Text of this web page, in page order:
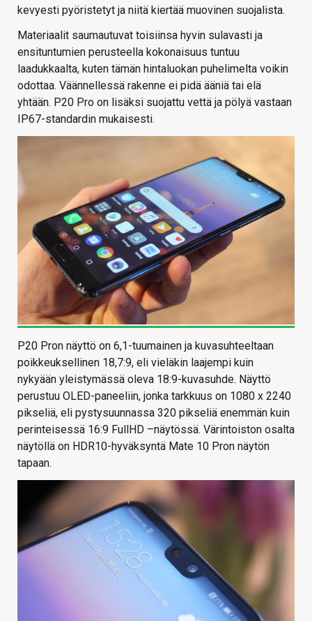
kevyesti pyöristetyt ja niitä kiertää muovinen suojalista.
Materiaalit saumautuvat toisiinsa hyvin sulavasti ja
ensituntumien perusteella kokonaisuus tuntuu
laadukkaalta, kuten tämän hintaluokan puhelimelta voikin
odottaa. Väännellessä rakenne ei pidä ääniä tai elä
yhtään. P20 Pro on lisäksi suojattu vettä ja pölyä vastaan
IP67-standardin mukaisesti.
P20 Pron näyttö on 6,1-tuumainen ja kuvasuhteeltaan
poikkeuksellinen 18,7:9, eli vieläkin laajempi kuin
nykyään yleistymässä oleva 18:9-kuvasuhde. Näyttö
perustuu OLED-paneeliin, jonka tarkkuus on 1080 x 2240
pikseliä, eli pystysuunnassa 320 pikseliä enemmän kuin
perinteisessä 16:9 FullHD –näytössä. Värintoiston osalta
näytöllä on HDR10-hyväksyntä Mate 10 Pron näytön
tapaan.